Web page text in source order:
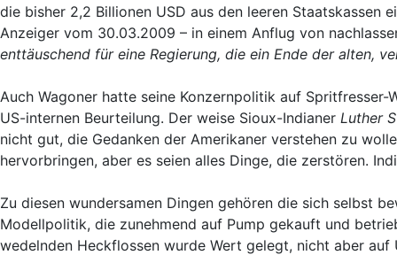
die bisher 2,2 Billionen USD aus den leeren
Anzeiger vom 30.03.2009 – in einem Anflug von
enttäuschend für eine Regierung, die ein Ende der alten,
Auch Wagoner hatte seine Konzernpolitik auf
US-internen Beurteilung. Der weise Sioux-Indianer Luther
nicht gut, die Gedanken der Amerikaner verstehen zu
hervorbringen, aber es seien alles Dinge, die zerstören.
Zu diesen wundersamen Dingen gehören die sich selbst
Modellpolitik, die zunehmend auf Pump gekauft und
wedelnden Heckflossen wurde Wert gelegt, nicht aber